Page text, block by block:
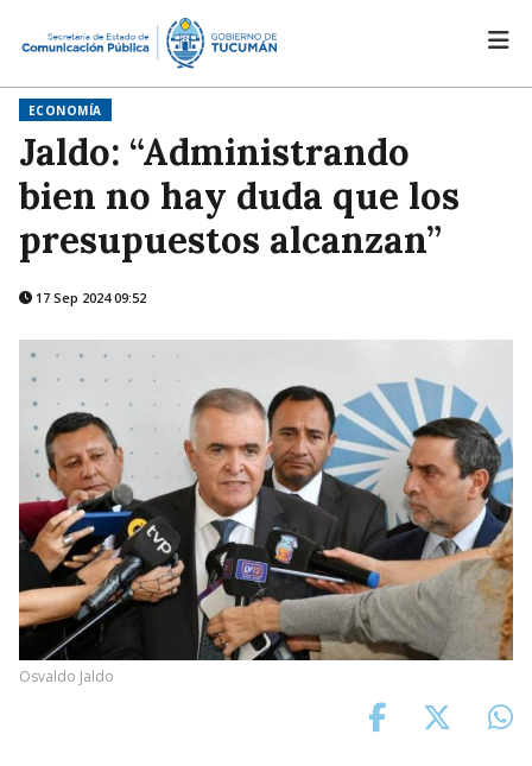
ECONOMÍA
Jaldo: “Administrando
bien no hay duda que los
presupuestos alcanzan”
17 Sep 2024 09:52
Osvaldo Jaldo